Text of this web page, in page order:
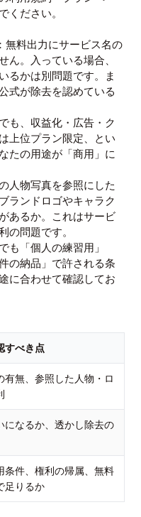
ください。
：無料出力にサービス名の
ん。入っている場合、
るかは別問題です。ま
式が除去を認めている
も、収益化・広告・ク
上位プラン限定、とい
たの用途が「商用」に
人物写真を参照にした
ランドロゴやキャラク
あるか。これはサービ
の問題です。
も「個人の練習用」
の納品」で許される条
に合わせて確認してお
すべき点
有無、参照した人物・ロ
になるか、透かし除去の
条件、権利の帰属、無料
足りるか